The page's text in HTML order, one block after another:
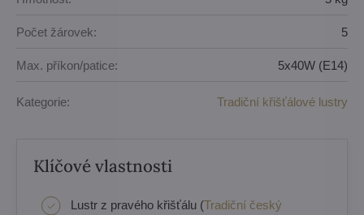
Počet žárovek: 5
Max. příkon/patice: 5x40W (E14)
Kategorie: Tradiční křišťálové lustry
Klíčové vlastnosti
Lustr z pravého křišťálu (Tradiční český